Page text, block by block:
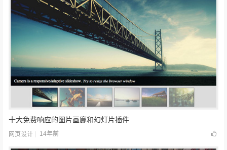
十大免费响应的图片画廊和幻灯片插件
网页设计 14年前